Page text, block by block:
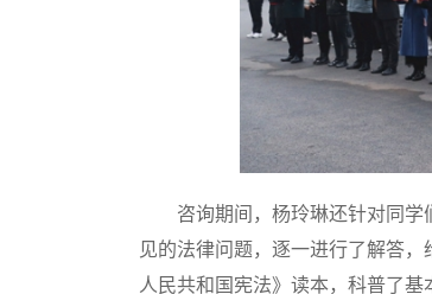
咨询期间，杨玲琳还针对同学们
见的法律问题，逐一进行了解答
人民共和国宪法》读本，科普了基